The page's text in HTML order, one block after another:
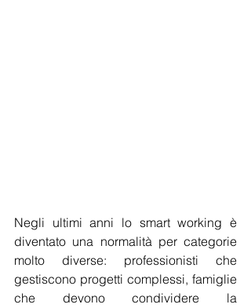
Negli ultimi anni lo smart working è
diventato una normalità per categorie
molto diverse: professionisti che
gestiscono progetti complessi, famiglie
che devono condividere la